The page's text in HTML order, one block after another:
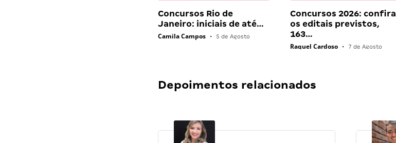
Concursos Rio de
Janeiro: iniciais de até…
Camila Campos • 5 de Agosto
Concursos 2026: confira
os editais previstos,
163…
Raquel Cardoso • 7 de Agosto
Depoimentos relacionados